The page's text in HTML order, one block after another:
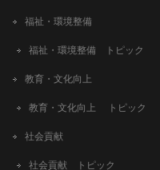
福祉・環境整備
福祉・環境整備 トピック
教育・文化向上
教育・文化向上 トピック
社会貢献
社会貢献 トピック